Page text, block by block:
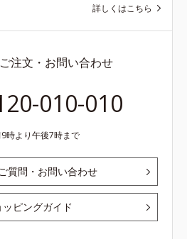
詳しくはこちら
注文・お問い合わせ
010-010
時より午後7時まで
質問・お問い合わせ
ッピングガイド